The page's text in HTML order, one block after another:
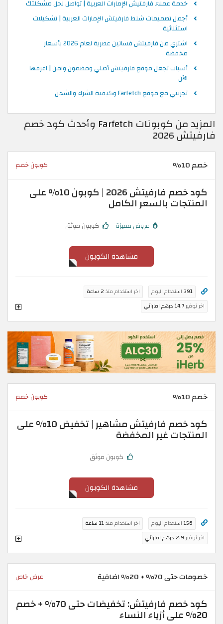
خدمة عملاء فارفتيش الإمارات العربية | تواصل لحل مشكلتك
أجمل تصميمات شنط فارفيتش الإمارات العربية | تشكيلات
استثنائية
اشتري من فارفيتش فساتين عصرية لعام 2026 بأسعار
مخفضة
أسباب تجعل موقع فارفيتش أصلي ومضمون وآمن | اعرفها
الآن
تجربتي مع موقع Farfetch وكيفية الشراء والشحن
المزيد من كوبونات Farfetch وأحدث كود خصم
فارفيتش 2026
خصم 10% كوبون خصم
كود خصم فارفيتش 2026 | كوبون 10% على
المنتجات بالسعر الكامل
عروض مميزة كوبون موثق
مشاهدة الكوبون
391 استخدام اليوم اخر استخدام منذ 2 ساعة
اخر توفير14.7 درهم اماراتي
خصم 10% كوبون خصم
كود خصم فارفيتش مشاهير | تخفيض 10% على
المنتجات غير المخفضة
كوبون موثق
مشاهدة الكوبون
156 استخدام اليوم اخر استخدام منذ11 ساعة
اخر توفير 2.9 درهم اماراتي
خصومات حتى 70% + 20% اضافية عرض خاص
كود خصم فارفيتش: تخفيضات حتى 70% + خصم
20% على أزياء النساء